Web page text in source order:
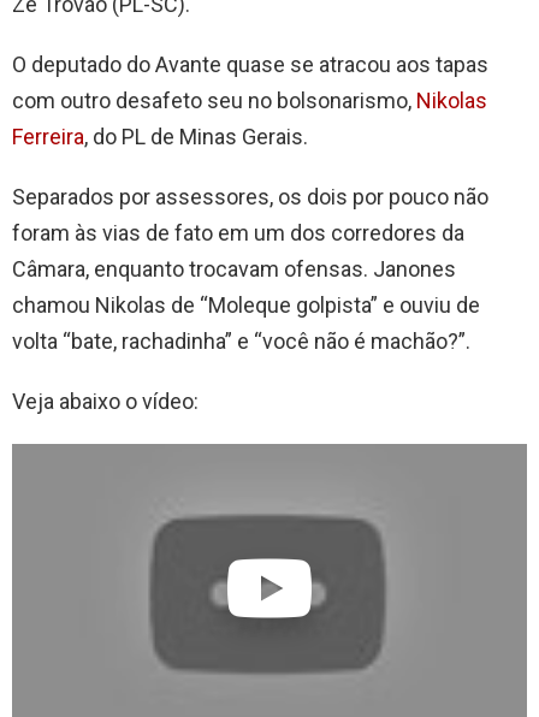
O deputado do Avante quase se atracou aos tapas
com outro desafeto seu no bolsonarismo, Nikolas
Ferreira, do PL de Minas Gerais.
Separados por assessores, os dois por pouco não
foram às vias de fato em um dos corredores da
Câmara, enquanto trocavam ofensas. Janones
chamou Nikolas de “Moleque golpista” e ouviu de
volta “bate, rachadinha” e “você não é machão?”.
Veja abaixo o vídeo: